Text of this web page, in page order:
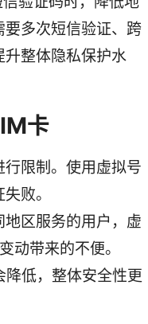
多次短信验证、跨
整体隐私保护水
卡
限制。使用虚拟号
败。
区服务的用户，虚
动带来的不便。
低，整体安全性更